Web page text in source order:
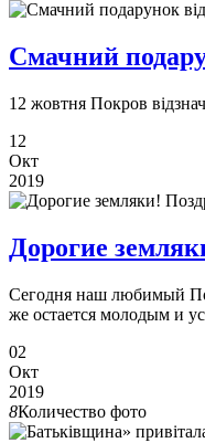
Смачний
12 жовтня Покров
12
Окт
2019
Дорогие
Сегодня наш любимый
же остается молодым и
02
Окт
2019
8Количество фото